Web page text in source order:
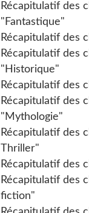
Récapitulatif des
"Fantastique"
Récapitulatif des
Récapitulatif des
"Historique"
Récapitulatif des
Récapitulatif des
"Mythologie"
Récapitulatif des
Thriller"
Récapitulatif des
Récapitulatif des
fiction"